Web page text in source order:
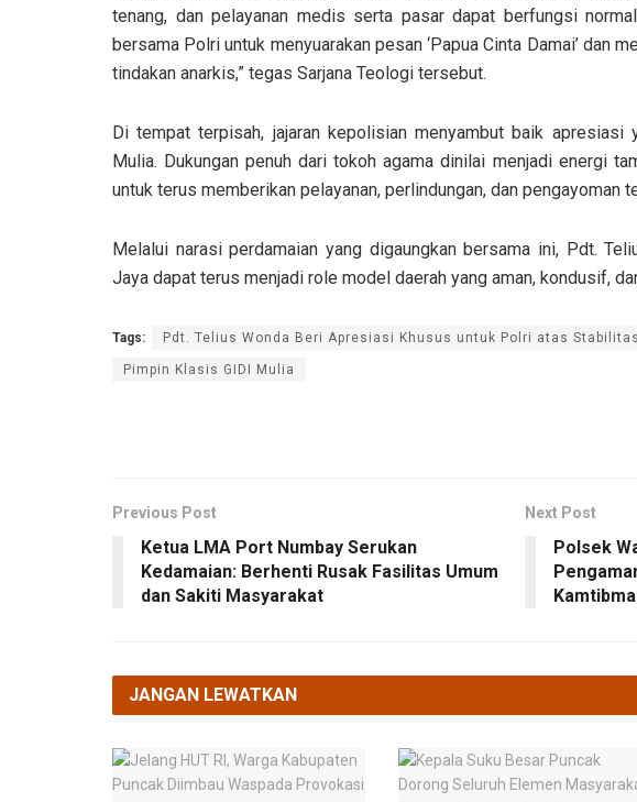
tenang, dan pelayanan medis serta pasar dapat berfungsi
bersama Polri untuk menyuarakan pesan ‘Papua Cinta Damai’ dan
tindakan anarkis,” tegas Sarjana Teologi tersebut.
Di tempat terpisah, jajaran kepolisian menyambut baik apresiasi
Mulia. Dukungan penuh dari tokoh agama dinilai menjadi energi
untuk terus memberikan pelayanan, perlindungan, dan pengayoman
Melalui narasi perdamaian yang digaungkan bersama ini, Pdt.
Jaya dapat terus menjadi role model daerah yang aman, kondusif,
Tags: Pdt. Telius Wonda Beri Apresiasi Khusus untuk Polri atas
Pimpin Klasis GIDI Mulia
Previous Post
Ketua LMA Port Numbay Serukan
Kedamaian: Berhenti Rusak Fasilitas Umum
dan Sakiti Masyarakat
Next Post
Polsek
JANGAN LEWATKAN